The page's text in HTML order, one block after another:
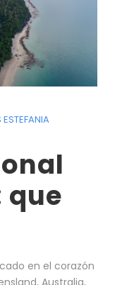
que
en el corazón
Australia,